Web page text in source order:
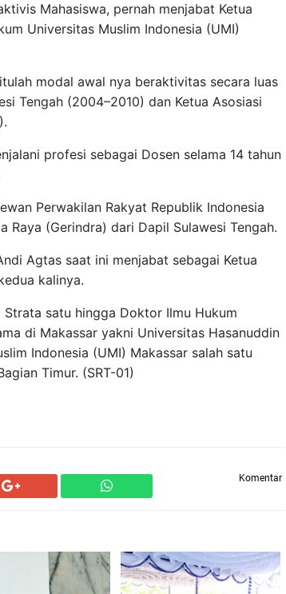
Mahasiswa, pernah menjabat Ketua
Universitas Muslim Indonesia (UMI)
modal awal nya beraktivitas secara luas
Tengah (2004–2010) dan Ketua Asosiasi
profesi sebagai Dosen selama 14 tahun
Perwakilan Rakyat Republik Indonesia
Raya (Gerindra) dari Dapil Sulawesi Tengah.
Agtas saat ini menjabat sebagai Ketua
kalinya.
satu hingga Doktor Ilmu Hukum
di Makassar yakni Universitas Hasanuddin
Indonesia (UMI) Makassar salah satu
Timur. (SRT-01)
Komentar